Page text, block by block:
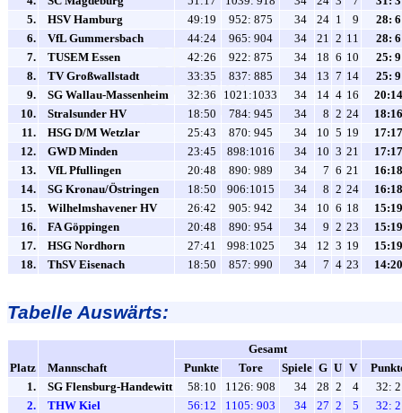
5.
HSV Hamburg 49:19 952: 875 34 24 1 9
28: 6
6.
VfL Gummersbach 44:24 965: 904 34 21 2 11
28: 6
7.
TUSEM Essen 42:26 922: 875 34 18 6 10
25: 9
8.
TV Großwallstadt 33:35 837: 885 34 13 7 14
25: 9
9.
SG Wallau-Massenheim 32:36 1021:1033 34 14 4 16
20:14
10.
Stralsunder HV 18:50 784: 945 34 8 2 24
18:16
11.
HSG D/M Wetzlar 25:43 870: 945 34 10 5 19
17:17
12.
GWD Minden 23:45 898:1016 34 10 3 21
17:17
13.
VfL Pfullingen 20:48 890: 989 34 7 6 21
16:18
14.
SG Kronau/Östringen 18:50 906:1015 34 8 2 24
16:18
15.
Wilhelmshavener HV 26:42 905: 942 34 10 6 18
15:19
16.
FA Göppingen 20:48 890: 954 34 9 2 23
15:19
17.
HSG Nordhorn 27:41 998:1025 34 12 3 19
15:19
18.
ThSV Eisenach 18:50 857: 990 34 7 4 23 14:20
Tabelle Auswärts:
Platz Mannschaft
Gesamt
Punkte
Tore Spiele G U V
1.
SG Flensburg-Handewitt 58:10 1126: 908 34 28 2 4
32: 2
2.
THW Kiel 56:12 1105: 903 34 27 2 5
32: 2